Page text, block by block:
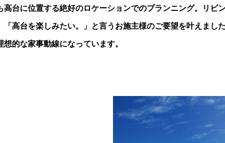
高台に位置する絶好のロケーションでのプランニング。リ
「高台を楽しみたい。」と言うお施主様のご要望を叶えま
想的な家事動線になっています。